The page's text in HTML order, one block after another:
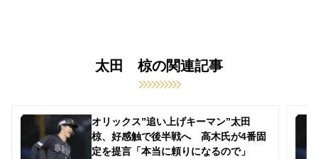
太田 椋の関連記事
オリックス”追い上げキーマン”太田
椋、好感触で後半戦へ 高木氏が4番固
定を提言「本当に頼りになるので」